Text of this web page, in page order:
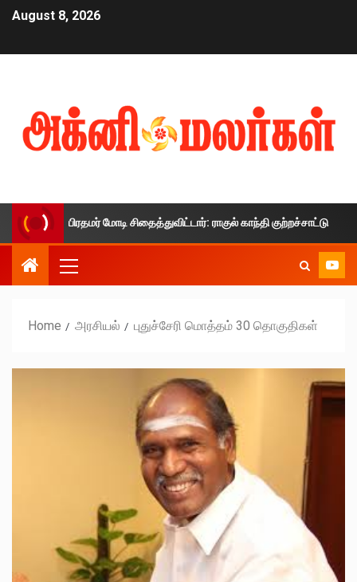
August 8, 2026
பிரதமர் மோடி சிதைத்துவிட்டார்: ராகுல் காந்தி குற்றச்சாட்டு
Home அரசியல் புதுச்சேரி மொத்தம் 30 தொகுதிகள்